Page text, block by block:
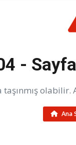
-
taşınmış
Ana